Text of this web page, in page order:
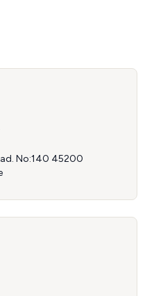
No:140 45200